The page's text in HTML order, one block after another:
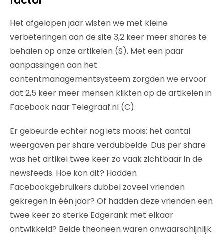
Het afgelopen jaar wisten we met kleine
verbeteringen aan de site 3,2 keer meer shares te
behalen op onze artikelen (S). Met een paar
aanpassingen aan het
contentmanagementsysteem zorgden we ervoor
dat 2,5 keer meer mensen klikten op de artikelen in
Facebook naar Telegraaf.nl (C).
Er gebeurde echter nog iets moois: het aantal
weergaven per share verdubbelde. Dus per share
was het artikel twee keer zo vaak zichtbaar in de
newsfeeds. Hoe kon dit? Hadden
Facebookgebruikers dubbel zoveel vrienden
gekregen in één jaar? Of hadden deze vrienden een
twee keer zo sterke Edgerank met elkaar
ontwikkeld? Beide theorieën waren onwaarschijnlijk.